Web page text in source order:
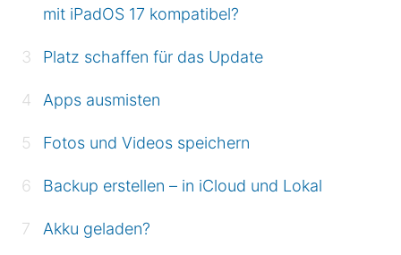
mit iPadOS 17 kompatibel?
Platz schaffen für das Update
Apps ausmisten
Fotos und Videos speichern
Backup erstellen – in iCloud und Lokal
Akku geladen?